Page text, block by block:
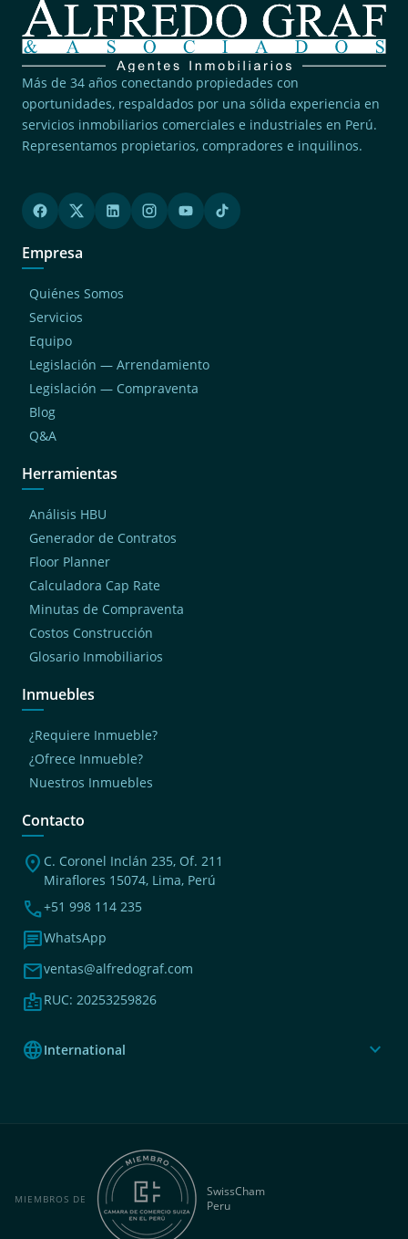
Más de 34 años conectando propiedades con
oportunidades, respaldados por una sólida experiencia en
servicios inmobiliarios comerciales e industriales en Perú.
Representamos propietarios, compradores e inquilinos.
Empresa
Quiénes Somos
Servicios
Equipo
Legislación — Arrendamiento
Legislación — Compraventa
Blog
Q&A
Herramientas
Análisis HBU
Generador de Contratos
Floor Planner
Calculadora Cap Rate
Minutas de Compraventa
Costos Construcción
Glosario Inmobiliarios
Inmuebles
¿Requiere Inmueble?
¿Ofrece Inmueble?
Nuestros Inmuebles
Contacto
location_on C. Coronel Inclán 235, Of. 211
Miraflores 15074, Lima, Perú
phone+51 998 114 235
chatWhatsApp
mailventas@alfredograf.com
badgeRUC: 20253259826
languageInternational expand_more
MIEMBROS DE
SwissCham
Peru